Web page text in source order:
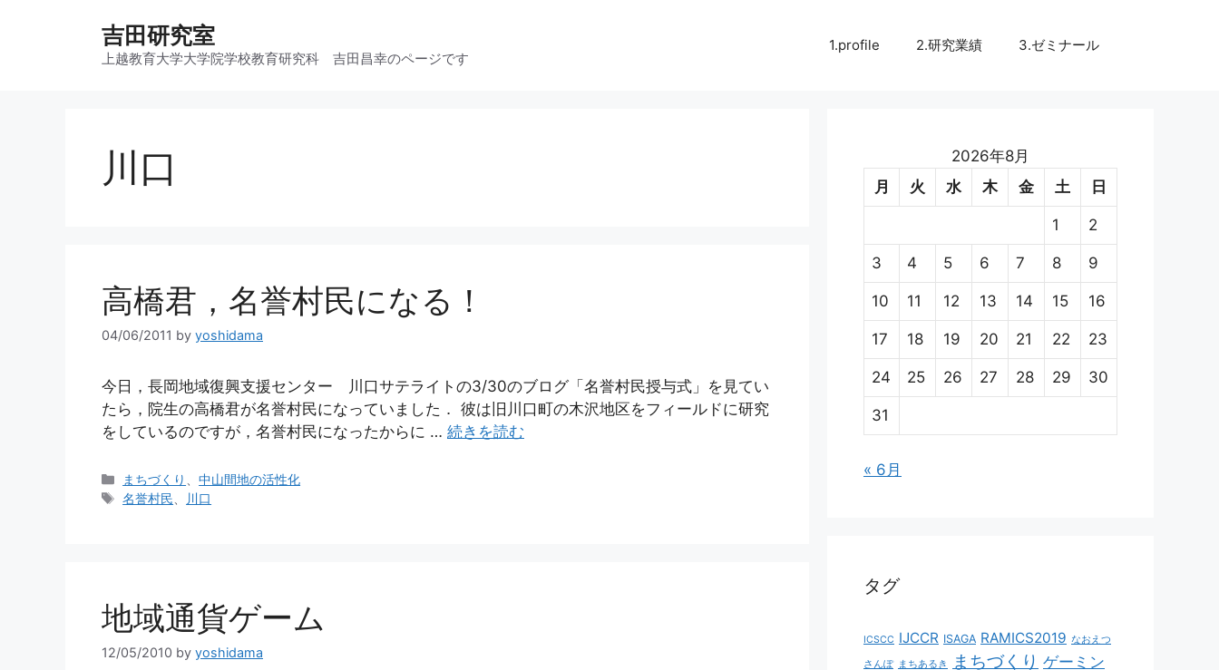
吉田研究室
上越教育大学大学院学校教育研究科 吉田昌幸のページです
1.profile 2.研究業績 3.ゼミナール
川口
高橋君，名誉村民になる！
04/06/2011 by yoshidama
今日，長岡地域復興支援センター 川口サテライトの3/30のブログ「名誉村民授与式」を見てい
たら，院生の高橋君が名誉村民になっていました． 彼は旧川口町の木沢地区をフィールドに研究
をしているのですが，名誉村民になったからに … 続きを読む
カ
テ
まちづくり 、中山間地の活性化
タ
名誉村民 川口
地域通貨ゲーム
12/05/2010 by yoshidama
2026年8月
月
火 水 木 金 土 日
1 2
3 4 5 6 7 8 9
10 11 12 13 14 15 16
17 18 19 20 21 22 23
24 25 26 27 28 29 30
31
« 6月
タグ
ICSCC IJCCR ISAGA RAMICS2019 なおえつ
さんぽ まちあるき まちづくり ゲーミン